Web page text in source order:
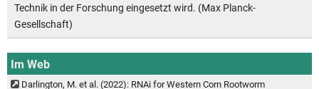
Technik in der Forschung eingesetzt wird. (Max Planck-
Gesellschaft)
Im Web
Darlington, M. et al. (2022): RNAi for Western Corn Rootworm